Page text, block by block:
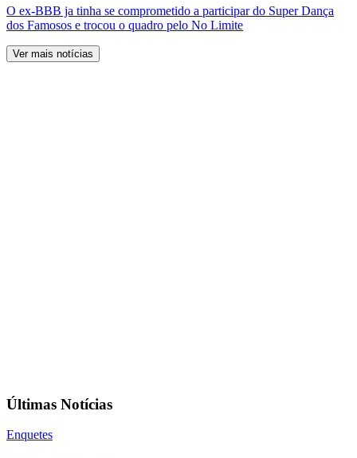
O ex-BBB ja tinha se comprometido a participar do Super Dança
dos Famosos e trocou o quadro pelo No Limite
Ver mais notícias
Últimas Notícias
Enquetes